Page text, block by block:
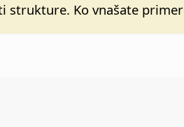
Ko vnašate